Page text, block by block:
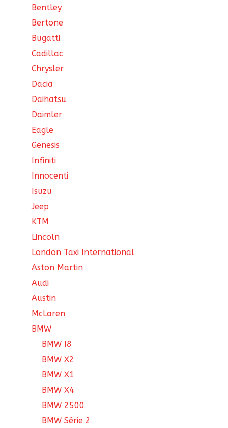
Bentley
Bertone
Bugatti
Cadillac
Chrysler
Dacia
Daihatsu
Daimler
Eagle
Genesis
Infiniti
Innocenti
Isuzu
Jeep
KTM
Lincoln
London Taxi International
Aston Martin
Audi
Austin
McLaren
BMW
BMW I8
BMW X2
BMW X1
BMW X4
BMW 2500
BMW Série 2